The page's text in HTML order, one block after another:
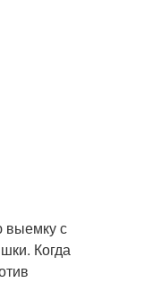
выемку с
Когда